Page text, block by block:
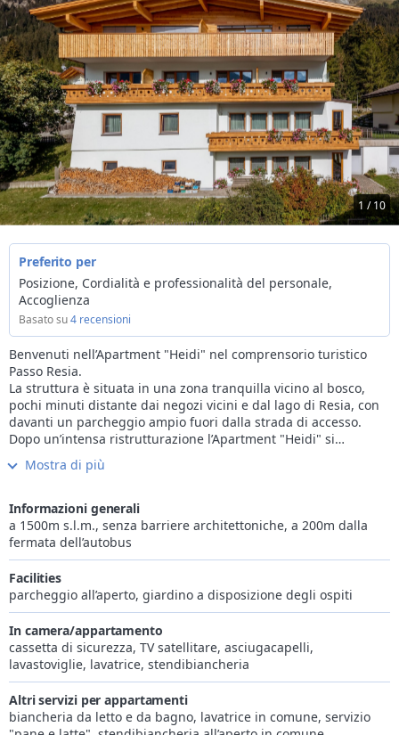
1 / 10
Benvenuti nell’Apartment "Heidi" nel comprensorio turistico
Passo Resia.
La struttura è situata in una zona tranquilla vicino al bosco,
pochi minuti distante dai negozi vicini e dal lago di Resia, con
davanti un parcheggio ampio fuori dalla strada di accesso.
Dopo un’intensa ristrutturazione l’Apartment "Heidi" si
presenta in un nuovo look al di fuori ed anche all’interno.
Gli ospiti possono scegliere tra cinque appartamenti, ora anche
Nell’ambito dell’ampliamento gli appartamenti nel piano
rialzato sono stati rinnovati ed arredati in uno stile moderno. Il
nuovo ambiente crea un’atmosfera accogliente e familiare
secondo il motto: "Casa è dove ci si trova bene".
Gli appartamenti dispongono di un soggiorno con angolo
cottura, di una o due camere da letto, un bagno con doccia,
lavabo, bidet e water, e di un’entrata con un guardaroba. Sono
muniti di biancheria e stoviglie, lavastoviglie, SAT-TV,
cassaforte, asciugacapelli e Wi-Fi gratuito.
Gli appartamenti dispongono di balcone rivolto verso sud con
una vista panoramica sul lago di Resia e sulle montagne
attorno con l’Ortles.
La casa "Heidi" è punto di partenza ideale per splendide
passeggiate ed escursioni in montagna. Se siete in cerca di
Mostra di più
Preferito per
Posizione, Cordialità e professionalità del personale,
Accoglienza
Basato su4 recensioni
Informazioni generali
a 1500m s.l.m., senza barriere architettoniche, a 200m dalla
fermata dell’autobus
Facilities
parcheggio all’aperto, giardino a disposizione degli ospiti
In camera/appartamento
cassetta di sicurezza, TV satellitare, asciugacapelli,
lavastoviglie, lavatrice, stendibiancheria
Altri servizi per appartamenti
biancheria da letto e da bagno, lavatrice in comune, servizio